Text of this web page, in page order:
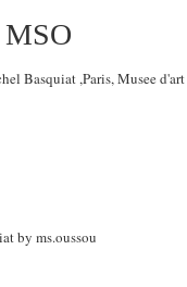
MSO
Basquiat ,Paris, Musee